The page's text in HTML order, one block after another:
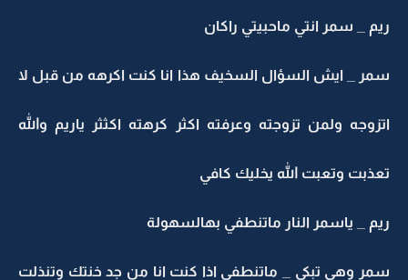
ريم _ سمر انتي ماحبيتي راكان
سمر _ ايش السؤال السخيف هذا انا كنت اكرهه من قبل لا
اتزوجه ولمن تزوجته وعرفته اكثر كرهته اكثثر ياريم والله
تعذبت وتعبت الله يخليك كافي
ريم _ ياسمر النار ماتنطفي بهالسهولة
سمر وهي تبكي _ ماتنطفي اذا كنت انا من جد خنتك وتنذلت